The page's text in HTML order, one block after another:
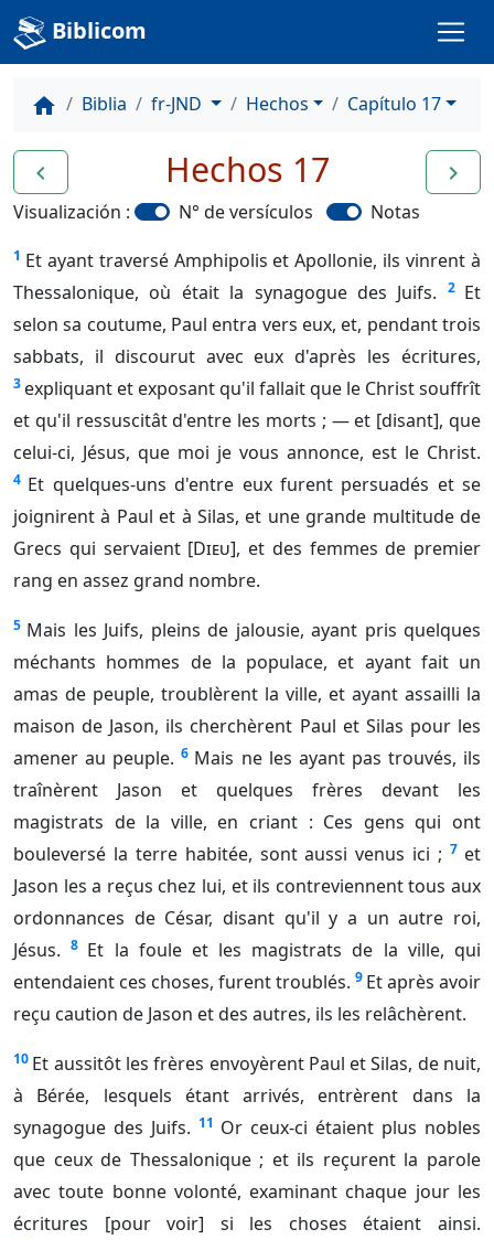
Biblicom
home Biblia fr-JND Hechos Capítulo 17
navigate_before navigate_next
Hechos 17
Visualización : N° de versículos Notas
1 Et ayant traversé Amphipolis et Apollonie, ils vinrent à
Thessalonique, où était la synagogue des Juifs.
2 Et
selon sa coutume, Paul entra vers eux, et, pendant trois
sabbats, il discourut avec eux d'après les écritures,
3 expliquant et exposant qu'il fallait que le Christ souffrît
et qu'il ressuscitât d'entre les morts ; — et [disant], que
celui-ci, Jésus, que moi je vous annonce, est le Christ.
4 Et quelques-uns d'entre eux furent persuadés et se
joignirent à Paul et à Silas, et une grande multitude de
Grecs qui servaient [Dieu], et des femmes de premier
rang en assez grand nombre.
5 Mais les Juifs, pleins de jalousie, ayant pris quelques
méchants hommes de la populace, et ayant fait un
amas de peuple, troublèrent la ville, et ayant assailli la
maison de Jason, ils cherchèrent Paul et Silas pour les
amener au peuple. 6 Mais ne les ayant pas trouvés, ils
traînèrent Jason et quelques frères devant les
magistrats de la ville, en criant : Ces gens qui ont
bouleversé la terre habitée, sont aussi venus ici ; 7 et
Jason les a reçus chez lui, et ils contreviennent tous aux
ordonnances de César, disant qu'il y a un autre roi,
Jésus. 8 Et la foule et les magistrats de la ville, qui
entendaient ces choses, furent troublés. 9 Et après avoir
reçu caution de Jason et des autres, ils les relâchèrent.
10 Et aussitôt les frères envoyèrent Paul et Silas, de nuit,
à Bérée, lesquels étant arrivés, entrèrent dans la
synagogue des Juifs. 11 Or ceux-ci étaient plus nobles
que ceux de Thessalonique ; et ils reçurent la parole
avec toute bonne volonté, examinant chaque jour les
écritures [pour voir] si les choses étaient ainsi.